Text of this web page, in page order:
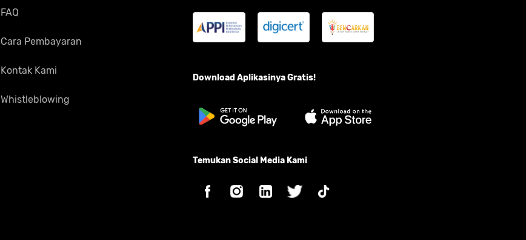
FAQ
Cara Pembayaran
Kontak Kami
Whistleblowing
Download Aplikasinya Gratis!
Temukan Social Media Kami